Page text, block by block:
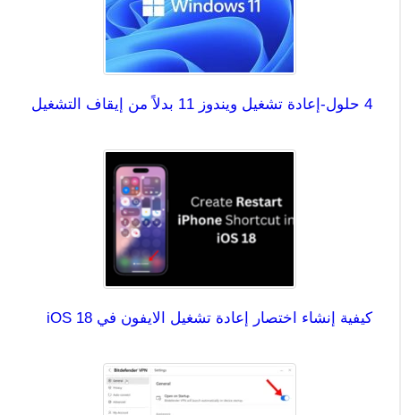
4 حلول-إعادة تشغيل ويندوز 11 بدلاً من إيقاف التشغيل
كيفية إنشاء اختصار إعادة تشغيل الايفون في iOS 18